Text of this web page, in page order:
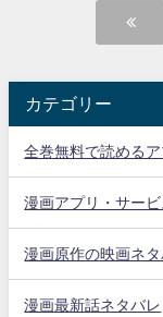
カテゴリー
全巻無料で読める
漫画アプリ・サービ
漫画原作の映画ネタ
漫画最新話ネタバレ